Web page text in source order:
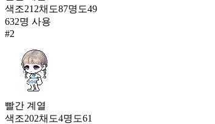
꼬마 산타 한벌옷(여)
883
108
희망의 별(여)
냥냥 교복
870
110
색조212채도87명도49
632명 사용
#2
빨간 계열
색조202채도4명도61